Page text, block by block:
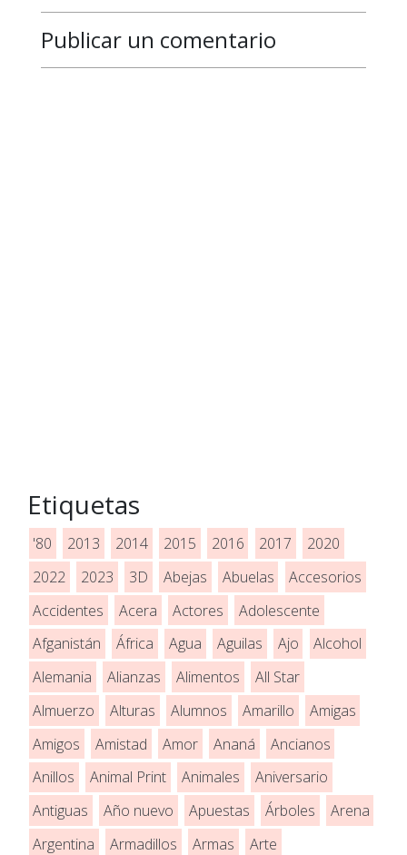
Publicar un comentario
Etiquetas
'80 2013 2014 2015 2016 2017
2020
2022
2023 3D Abejas Abuelas
Accesorios
Accidentes
Acera Actores
Adolescente
Afganistán
África Agua Aguilas Ajo
Alcohol
Alemania
Alianzas Alimentos
All Star
Almuerzo
Alturas Alumnos Amarillo
Amigas
Amigos
Amistad Amor Ananá
Ancianos
Anillos
Animal Print Animales
Aniversario
Antiguas
Año nuevo Apuestas Árboles
Arena
Argentina
Armadillos Armas
Arte